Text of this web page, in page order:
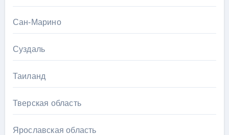
Сан-Марино
Суздаль
Таиланд
Тверская область
Ярославская область